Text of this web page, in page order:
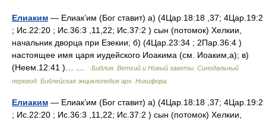
Елиаким — Елиак’им (Бог ставит) а) (4Цар.18:18 ,37; 4Цар.19:2
; Ис.22:20 ; Ис.36:3 ,11,22; Ис.37:2 ) сын (потомок) Хелкии,
начальник дворца при Езекии; б) (4Цар.23:34 ; 2Пар.36:4 )
настоящее имя царя иудейского Иоакима (см. Иоаким,а); в)
(Неем.12:41 )… …
Библия. Ветхий и Новый заветы. Синодальный
перевод. Библейская энциклопедия арх. Никифора.
Елиаким — Елиак’им (Бог ставит) а) (4Цар.18:18 ,37; 4Цар.19:2
; Ис.22:20 ; Ис.36:3 ,11,22; Ис.37:2 ) сын (потомок) Хелкии,